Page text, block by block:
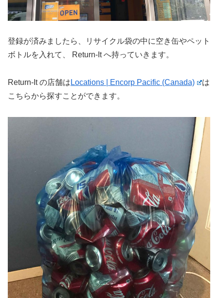
登録が済みましたら、リサイクル袋の中に空き缶やペット
ボトルを入れて、 Return-It へ持っていきます。
Return-It の店舗は Locations | Encorp Pacific (Canada)
は
こちらから探すことができます。